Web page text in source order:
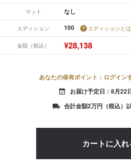
マット なし
エディション 100 エディションとは
金額（税込） ¥28,138
あなたの保有ポイント：ログイン
event_available お届け予定日：8月22
local_shipping 合計金額2万円（税込）